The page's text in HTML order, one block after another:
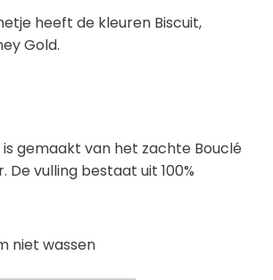
heeft de kleuren Biscuit,
Gold.
gemaakt van het zachte Bouclé
De vulling bestaat uit 100%
niet wassen